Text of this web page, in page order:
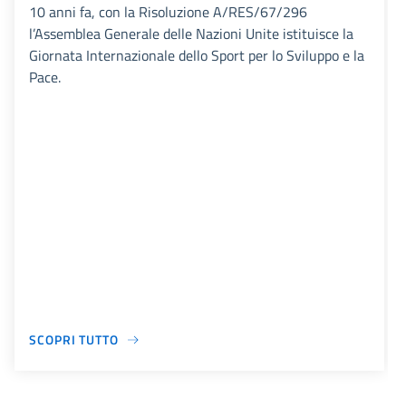
10 anni fa, con la Risoluzione A/RES/67/296
l’Assemblea Generale delle Nazioni Unite istituisce la
Giornata Internazionale dello Sport per lo Sviluppo e la
Pace.
SCOPRI TUTTO